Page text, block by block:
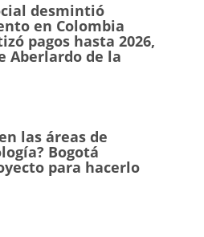
desmintió
en Colombia
pagos hasta 2026,
Aberlardo de la
las áreas de
Bogotá
para hacerlo